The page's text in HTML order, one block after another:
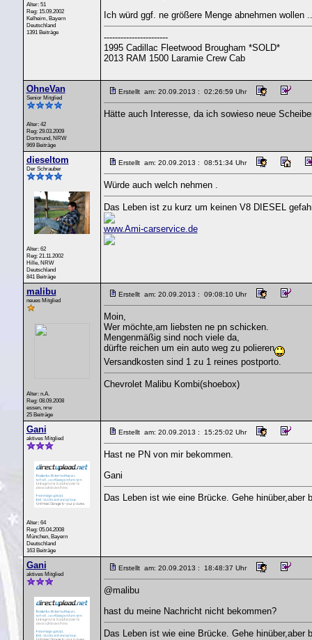
Alter: 51
Reg: 15.09.2002
Kelheim, Bayern
Deutschland
1391 Beiträge
Ich würd ggf. ne größere Menge abnehmen wollen
-----------------------
1995 Cadillac Fleetwood Brougham *SOLD*
2013 RAM 1500 Laramie Crew Cab
OhneVan
Senior Mitglied
Alter: 42
Reg: 29.03.2009
Dortmund, NRW
969 Beiträge
Erstellt am: 20.09.2013 : 02:26:59 Uhr
Hätte auch Interesse, da ich sowieso neue
dieseltom
Der Schrauber
Alter: 62
Reg: 21.11.2002
Hille, NRW
Deutschland
841 Beiträge
Erstellt am: 20.09.2013 : 08:51:34 Uhr
Würde auch welch nehmen .
Das Leben ist zu kurz um keinen V8 DIESEL
www.Ami-carservice.de
malibu
neues Mitglied
Alter: n.A.
Reg: 08.09.2008
essen, nrw
25 Beiträge
Erstellt am: 20.09.2013 : 09:08:10 Uhr
Moin,
Wer möchte,am liebsten ne pn schicken.
Mengenmäßig sind noch viele da,
dürfte reichen um ein auto weg zu polieren
Versandkosten sind 1 zu 1 reines postporto.
Chevrolet Malibu Kombi(shoebox)
Gani
aktives Mitglied
Alter: 64
Reg: 05.04.2008
München, Bayern
Deutschland
163 Beiträge
Erstellt am: 20.09.2013 : 15:25:02 Uhr
Hast ne PN von mir bekommen.
Gani
Das Leben ist wie eine Brücke. Gehe hinüber,aber
Gani
aktives Mitglied
Erstellt am: 20.09.2013 : 18:48:37 Uhr
@malibu
hast du meine Nachricht nicht bekommen?
Das Leben ist wie eine Brücke. Gehe hinüber,aber